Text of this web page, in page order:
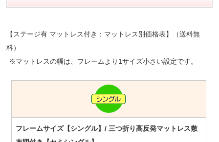
【ステージ有 マットレス付き：マットレス別価格表】（送料無
料）
※マットレスの幅は、フレームより1サイズ小さい設定です。